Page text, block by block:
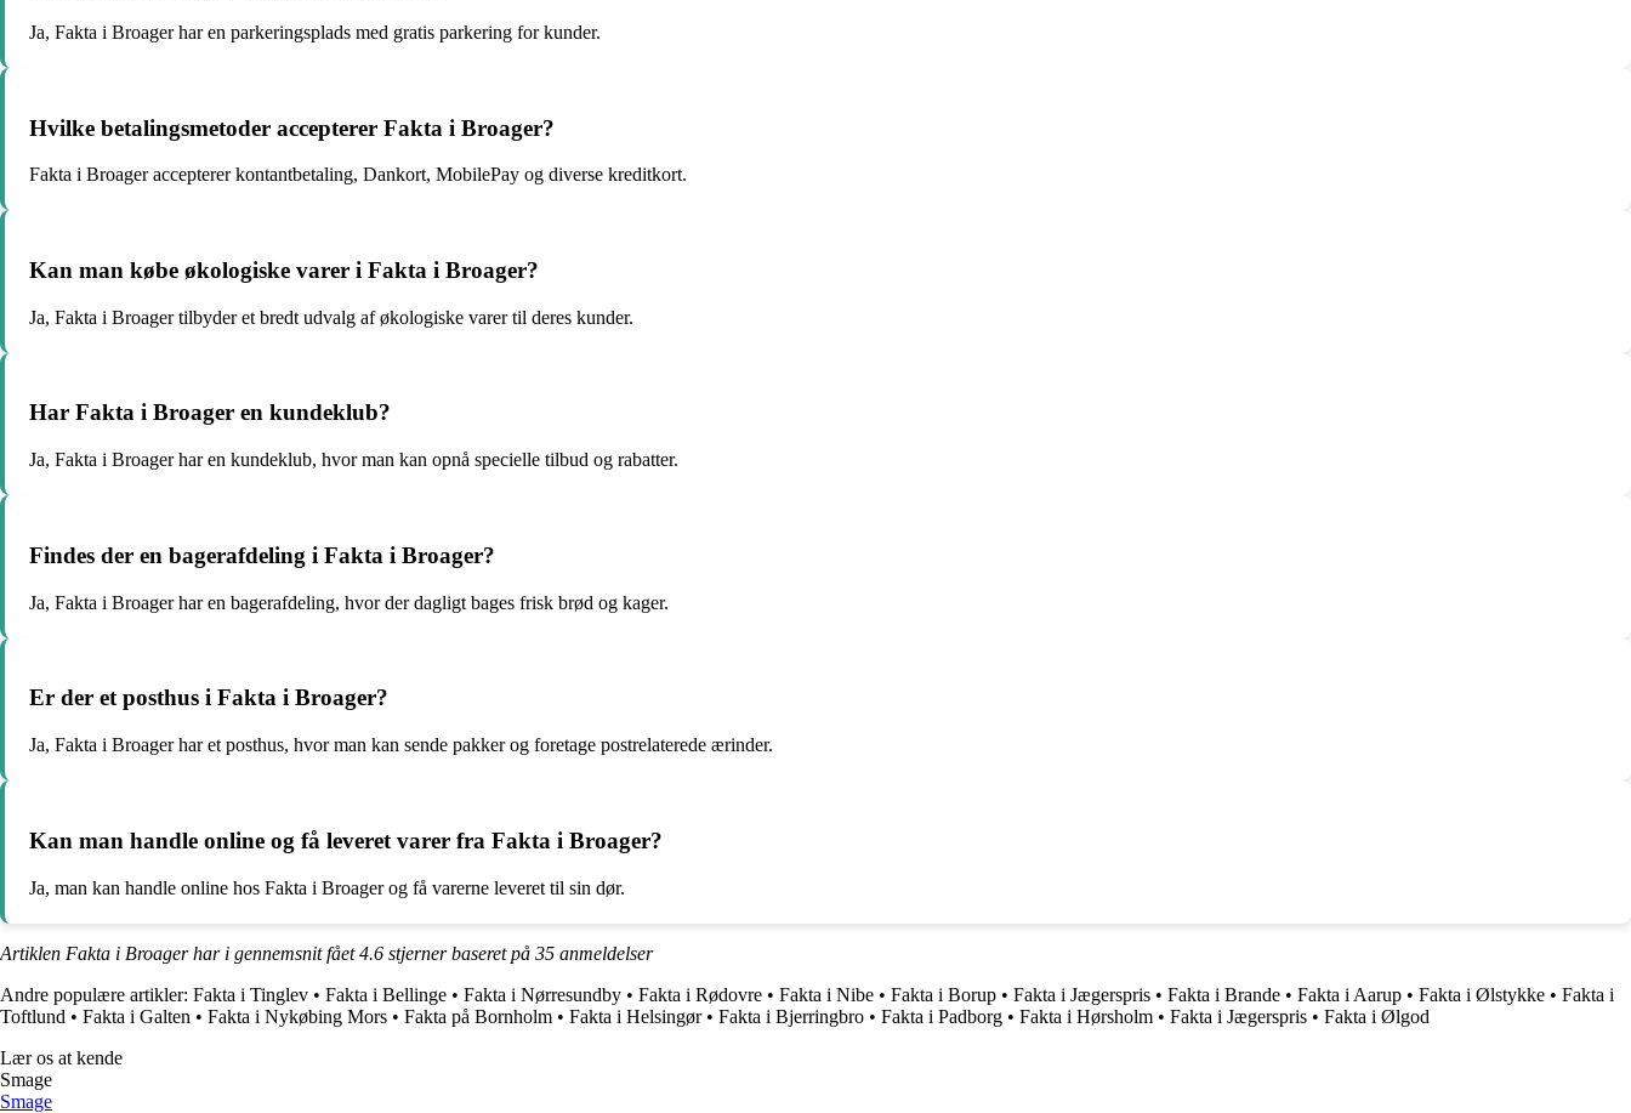
Ja, Fakta i Broager har en parkeringsplads med gratis parkering for kunder.
Hvilke betalingsmetoder accepterer Fakta i Broager?
Fakta i Broager accepterer kontantbetaling, Dankort, MobilePay og diverse kreditkort.
Kan man købe økologiske varer i Fakta i Broager?
Ja, Fakta i Broager tilbyder et bredt udvalg af økologiske varer til deres kunder.
Har Fakta i Broager en kundeklub?
Ja, Fakta i Broager har en kundeklub, hvor man kan opnå specielle tilbud og rabatter.
Findes der en bagerafdeling i Fakta i Broager?
Ja, Fakta i Broager har en bagerafdeling, hvor der dagligt bages frisk brød og kager.
Er der et posthus i Fakta i Broager?
Ja, Fakta i Broager har et posthus, hvor man kan sende pakker og foretage postrelaterede ærinder.
Kan man handle online og få leveret varer fra Fakta i Broager?
Ja, man kan handle online hos Fakta i Broager og få varerne leveret til sin dør.
Artiklen Fakta i Broager har i gennemsnit fået4.6 stjerner baseret på 35 anmeldelser
Andre populære artikler: Fakta i Tinglev • Fakta i Bellinge • Fakta i Nørresundby • Fakta i Rødovre • Fakta i Nibe • Fakta i Borup • Fakta i Jægerspris • Fakta i Brande • Fakta i Aarup • Fakta i Ølstykke • Fakta i
Toftlund • Fakta i Galten • Fakta i Nykøbing Mors • Fakta på Bornholm • Fakta i Helsingør• Fakta i Bjerringbro • Fakta i Padborg • Fakta i Hørsholm • Fakta i Jægerspris • Fakta i Ølgod
Lær os at kende
Smage
Smage